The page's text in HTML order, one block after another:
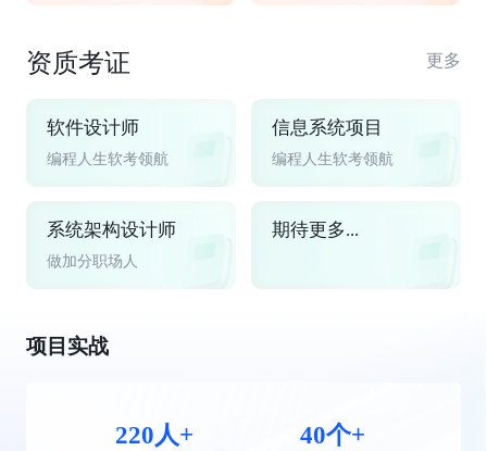
资质考证 更多
软件设计师
编程人生软考领航
信息系统项目
编程人生软考领航
系统架构设计师
做加分职场人
期待更多...
项目实战
220人+ 40个+